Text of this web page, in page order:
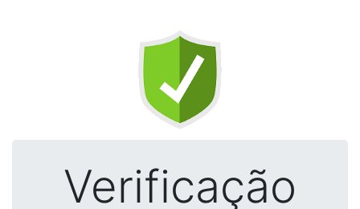
Verificação